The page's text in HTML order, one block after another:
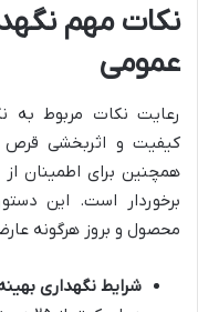
نکات مهم
عمومی
رعایت نکات مربوط به
کیفیت و اثربخشی قرص
همچنین برای اطمینان
برخوردار است. این
محصول و بروز هرگونه
شرایط نگهداری